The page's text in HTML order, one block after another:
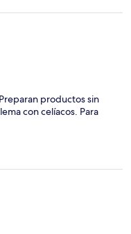
productos sin
con celíacos. Para